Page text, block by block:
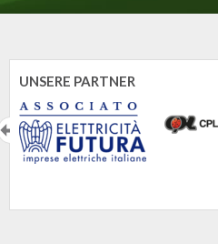
UNSERE PARTNER